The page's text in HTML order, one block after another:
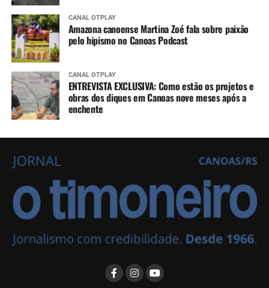
CANAL OTPLAY
Amazona canoense Martina Zoé fala sobre paixão
pelo hipismo no Canoas Podcast
CANAL OTPLAY
ENTREVISTA EXCLUSIVA: Como estão os projetos e
obras dos diques em Canoas nove meses após a
enchente